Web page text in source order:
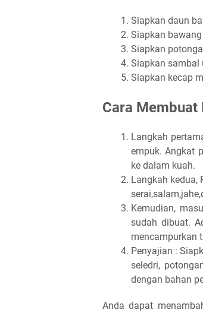
Siapkan daun
Siapkan
Siapkan
Siapkan sambal
Siapkan kecap
Cara Membuat
Langkah
empuk. Angkat
ke dalam kuah.
Langkah kedua,
Kemudian,
sudah dibuat.
mencampurkan
Penyajian :
seledri,
dengan bahan
Anda dapat